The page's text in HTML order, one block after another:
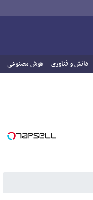
دانش و فناوری هوش مصنوعی